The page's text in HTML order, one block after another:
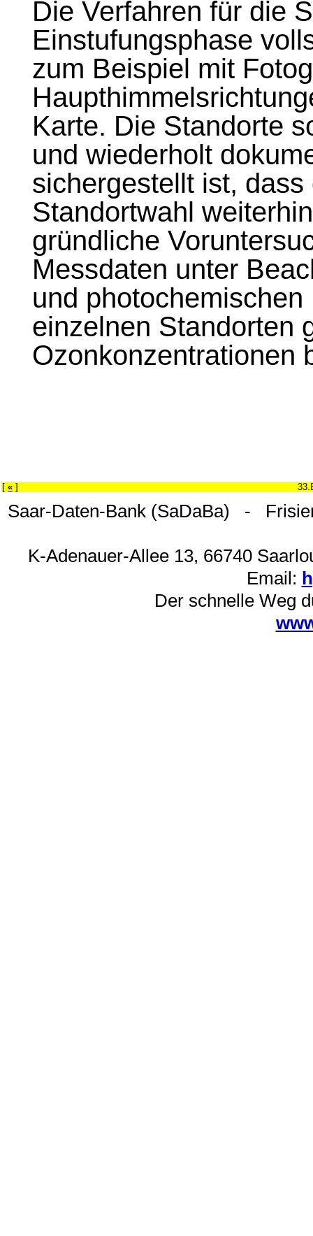
Die Verfahren für die
Einstufungsphase
zum Beispiel mit
Karte. Die Standorte
und wiederholt
sichergestellt ist,
Standortwahl
gründliche
Messdaten unter
und
einzelnen Standorten
Ozonkonzentrationen
[ « ]
Saar-Daten-Bank (SaDaBa) -
K-Adenauer-Allee 13, 66740
Email:
Der schnelle Weg